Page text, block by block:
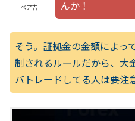
ベア吉
んか！
そう。証拠金の金額によっ
制されるルールだから、大
バトレードしてる人は要注